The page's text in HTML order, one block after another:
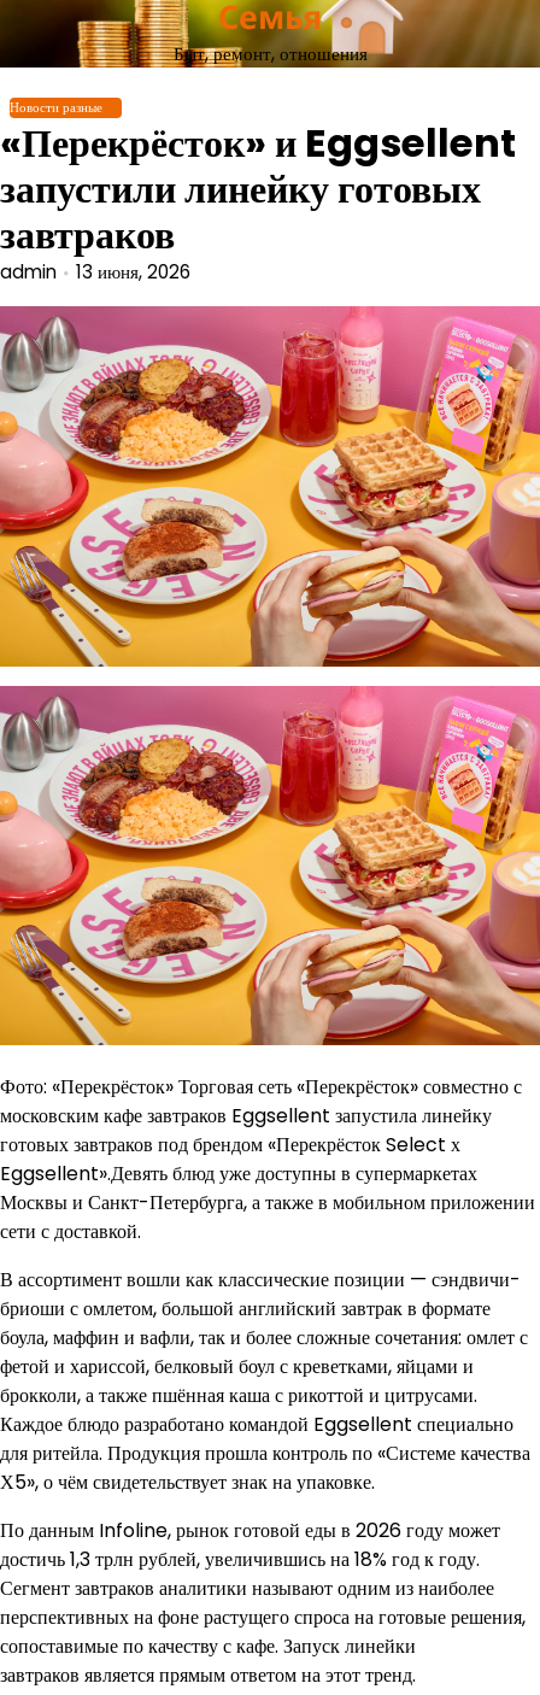
Перейти
содержимому
Семья
Быт, ремонт, отношения
Новости разные
«Перекрёсток» и Eggsellent
запустили линейку готовых
завтраков
admin 13 июня, 2026
Фото: «Перекрёсток» Торговая сеть «Перекрёсток» совместно с
московским кафе завтраков Eggsellent запустила линейку
готовых завтраков под брендом «Перекрёсток Select х
Eggsellent».Девять блюд уже доступны в супермаркетах
Москвы и Санкт-Петербурга, а также в мобильном приложении
сети с доставкой.
В ассортимент вошли как классические позиции — сэндвичи-
бриоши с омлетом, большой английский завтрак в формате
боула, маффин и вафли, так и более сложные сочетания: омлет с
фетой и хариссой, белковый боул с креветками, яйцами и
брокколи, а также пшённая каша с рикоттой и цитрусами.
Каждое блюдо разработано командой Eggsellent специально
для ритейла. Продукция прошла контроль по «Системе качества
Х5», о чём свидетельствует знак на упаковке.
По данным Infoline, рынок готовой еды в 2026 году может
достичь 1,3 трлн рублей, увеличившись на 18% год к году.
Сегмент завтраков аналитики называют одним из наиболее
перспективных на фоне растущего спроса на готовые решения,
сопоставимые по качеству с кафе. Запуск линейки
завтраков является прямым ответом на этот тренд.